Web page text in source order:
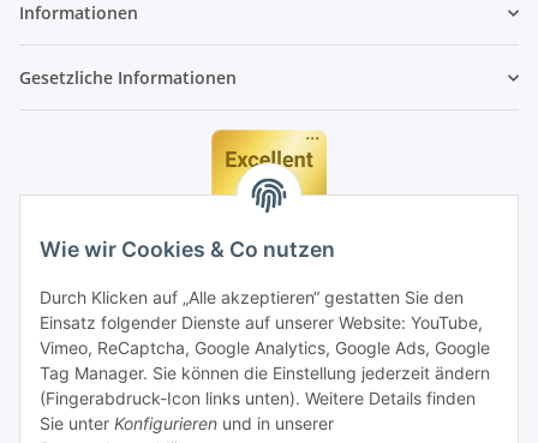
Wie wir Cookies & Co nutzen
Durch Klicken auf „Alle akzeptieren“ gestatten Sie den
Einsatz folgender Dienste auf unserer Website: YouTube,
Vimeo, ReCaptcha, Google Analytics, Google Ads, Google
Tag Manager. Sie können die Einstellung jederzeit ändern
(Fingerabdruck-Icon links unten). Weitere Details finden
Sie unter Konfigurieren und in unserer
Informationen
Gesetzliche Informationen